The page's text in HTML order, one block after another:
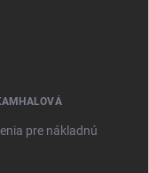
pre nákladnú